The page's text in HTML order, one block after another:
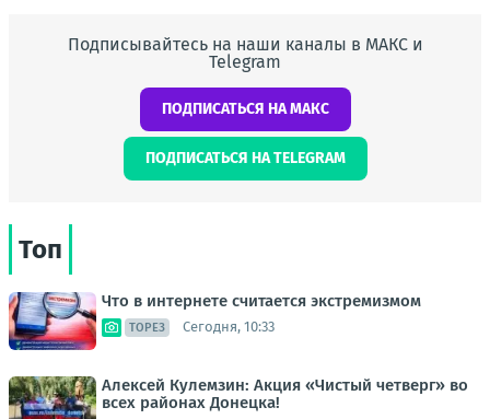
Подписывайтесь на наши каналы в МАКС и
Telegram
ПОДПИСАТЬСЯ НА МАКС
ПОДПИСАТЬСЯ НА TELEGRAM
Топ
Что в интернете считается экстремизмом
ТОРЕЗ Сегодня, 10:33
Алексей Кулемзин: Акция «Чистый четверг» во
всех районах Донецка!